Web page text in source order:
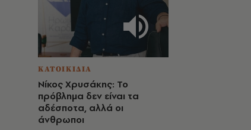
ΚΑΤΟΙΚΙΔΙΑ
Νίκος Χρυσάκης: Το
πρόβλημα δεν είναι τα
αδέσποτα, αλλά οι
άνθρωποι